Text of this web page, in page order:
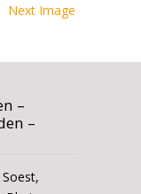
Next Image
–
–